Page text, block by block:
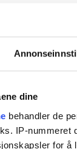
dine
behandler de
IP-nummeret
for å
at
og
er
slik at vi
første krone